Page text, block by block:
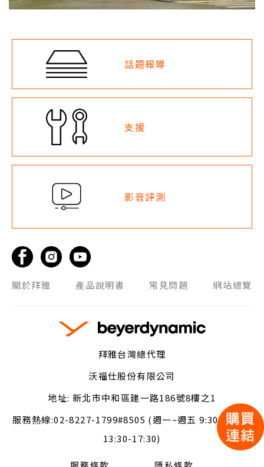
話題報導
支援
影音評測
關於拜雅 產品說明書 常見問題 網站總覽
拜雅台灣總代理
沃福仕股份有限公司
地址: 新北市中和區建一路186號8樓之1
服務熱線:02-8227-1799#8505 (週一~週五 9:30-11:30,
13:30-17:30)